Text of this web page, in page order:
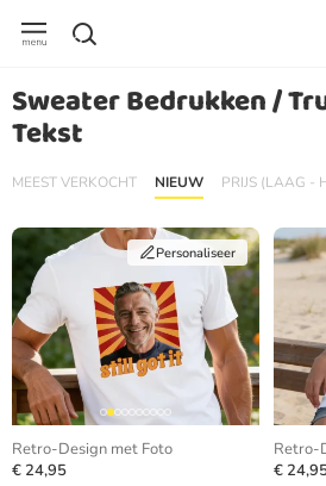
Sweater Bedrukken /
Tekst
MEEST VERKOCHT NIEUW PRIJS (LAAG -
Personaliseer
Retro-Design met Foto
€ 24,95
Retro-
€